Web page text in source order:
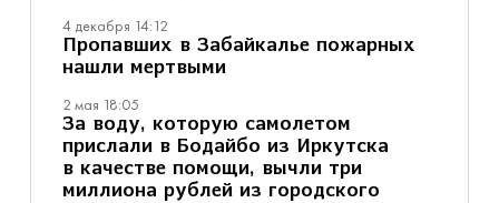
4 декабря 14:12
Пропавших в Забайкалье пожарных
нашли мертвыми
2 мая 18:05
За воду, которую самолетом
прислали в Бодайбо из Иркутска
в качестве помощи, вычли три
миллиона рублей из городского